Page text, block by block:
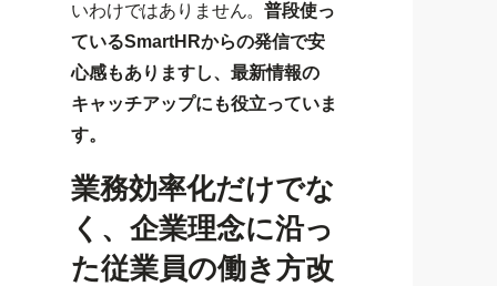
いわけではありません。普段使っ
ているSmartHRからの発信で安
心感もありますし、最新情報の
キャッチアップにも役立っていま
す。
業務効率化だけでな
く、企業理念に沿っ
た従業員の働き方改